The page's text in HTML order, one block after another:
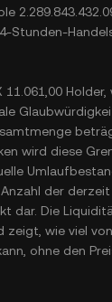
Stunden-
wird diese
der
dar. Die
zeigt, wie viel
ohne den